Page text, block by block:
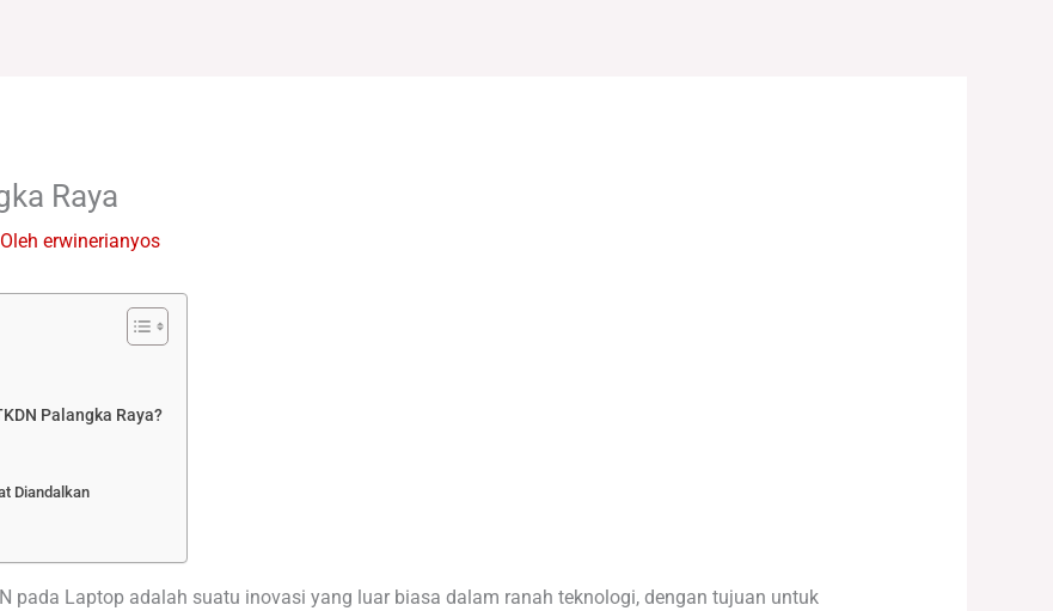
Raya
erwinerianyos
Palangka Raya?
Diandalkan
pada Laptop adalah suatu inovasi yang luar biasa dalam ranah teknologi, dengan tujuan untuk